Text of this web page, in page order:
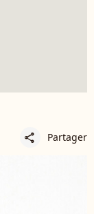
share Partager